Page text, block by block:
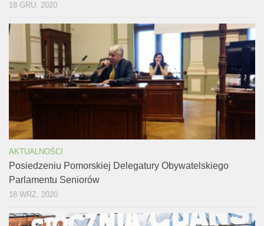
18 GRU, 2020
AKTUALNOŚCI
Posiedzeniu Pomorskiej Delegatury Obywatelskiego
Parlamentu Seniorów
18 WRZ, 2020